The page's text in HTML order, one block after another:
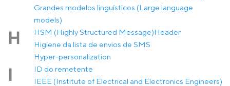
Grandes modelos linguísticos (Large language
models)
H HSM (Highly Structured Message)Header
Higiene da lista de envios de SMS
Hyper-personalization
I
ID do remetente
IEEE (Institute of Electrical and Electronics Engineers)